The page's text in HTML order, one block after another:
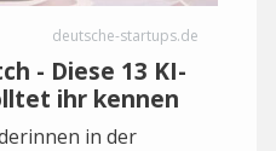
deutsche-startups.de
- Diese 13 KI-
ihr kennen
in der